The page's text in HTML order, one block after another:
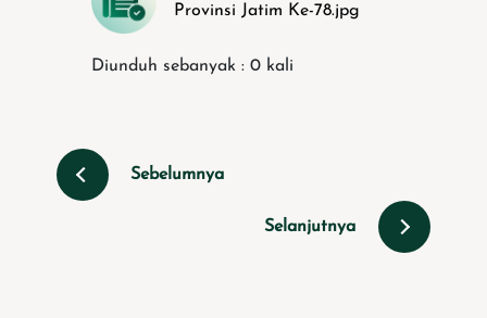
Provinsi Jatim Ke-78.jpg
Diunduh sebanyak : 0 kali
Sebelumnya
Selanjutnya